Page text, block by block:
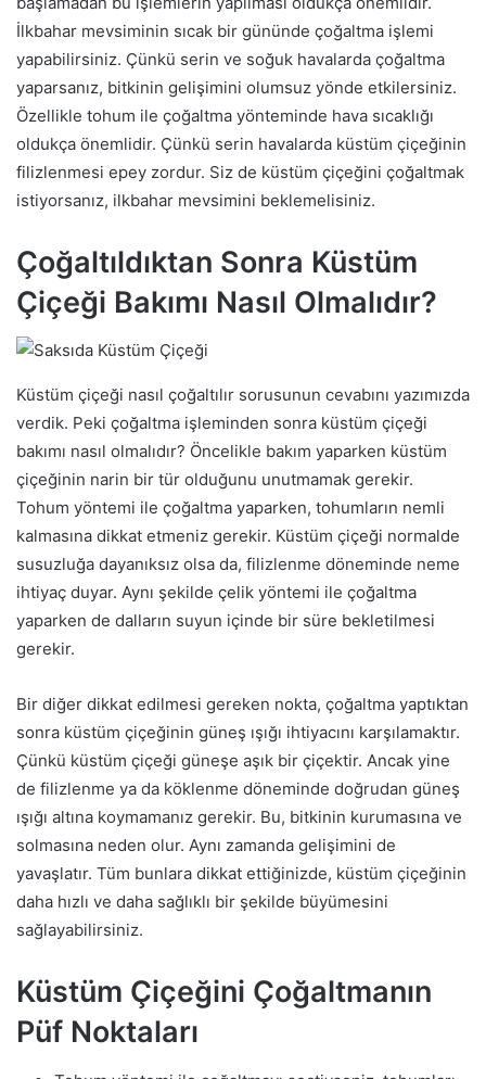
İlkbahar mevsiminin sıcak bir gününde çoğaltma işlemi
yapabilirsiniz. Çünkü serin ve soğuk havalarda çoğaltma
yaparsanız, bitkinin gelişimini olumsuz yönde etkilersiniz.
Özellikle tohum ile çoğaltma yönteminde hava sıcaklığı
oldukça önemlidir. Çünkü serin havalarda küstüm çiçeğinin
filizlenmesi epey zordur. Siz de küstüm çiçeğini çoğaltmak
istiyorsanız, ilkbahar mevsimini beklemelisiniz.
Çoğaltıldıktan Sonra Küstüm
Çiçeği Bakımı Nasıl Olmalıdır?
Küstüm çiçeği nasıl çoğaltılır sorusunun cevabını yazımızda
verdik. Peki çoğaltma işleminden sonra küstüm çiçeği
bakımı nasıl olmalıdır? Öncelikle bakım yaparken küstüm
çiçeğinin narin bir tür olduğunu unutmamak gerekir.
Tohum yöntemi ile çoğaltma yaparken, tohumların nemli
kalmasına dikkat etmeniz gerekir. Küstüm çiçeği normalde
susuzluğa dayanıksız olsa da, filizlenme döneminde neme
ihtiyaç duyar. Aynı şekilde çelik yöntemi ile çoğaltma
yaparken de dalların suyun içinde bir süre bekletilmesi
gerekir.
Bir diğer dikkat edilmesi gereken nokta, çoğaltma yaptıktan
sonra küstüm çiçeğinin güneş ışığı ihtiyacını karşılamaktır.
Çünkü küstüm çiçeği güneşe aşık bir çiçektir. Ancak yine
de filizlenme ya da köklenme döneminde doğrudan güneş
ışığı altına koymamanız gerekir. Bu, bitkinin kurumasına ve
solmasına neden olur. Aynı zamanda gelişimini de
yavaşlatır. Tüm bunlara dikkat ettiğinizde, küstüm çiçeğinin
daha hızlı ve daha sağlıklı bir şekilde büyümesini
sağlayabilirsiniz.
Küstüm Çiçeğini Çoğaltmanın
Püf Noktaları